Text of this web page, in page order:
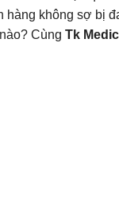
hàng không sợ bị
Cùng Tk